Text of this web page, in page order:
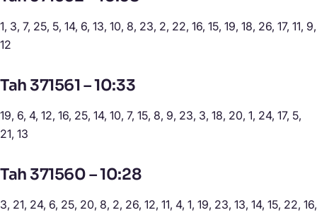
1, 3, 7, 25, 5, 14, 6, 13, 10, 8, 23, 2, 22, 16, 15, 19, 18, 26, 17, 11, 9,
12
Tah 371561 – 10:33
19, 6, 4, 12, 16, 25, 14, 10, 7, 15, 8, 9, 23, 3, 18, 20, 1, 24, 17, 5,
21, 13
Tah 371560 – 10:28
3, 21, 24, 6, 25, 20, 8, 2, 26, 12, 11, 4, 1, 19, 23, 13, 14, 15, 22, 16,